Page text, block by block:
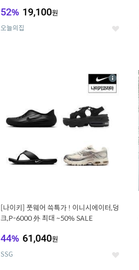
52% 19,100원
오늘의집 좋
[나이키] 풋웨어 쓱특가 ! 이니시에이터,덩
크,P-6000 外 최대 ~50% SALE
44% 61,040원
SSG 좋
상
세